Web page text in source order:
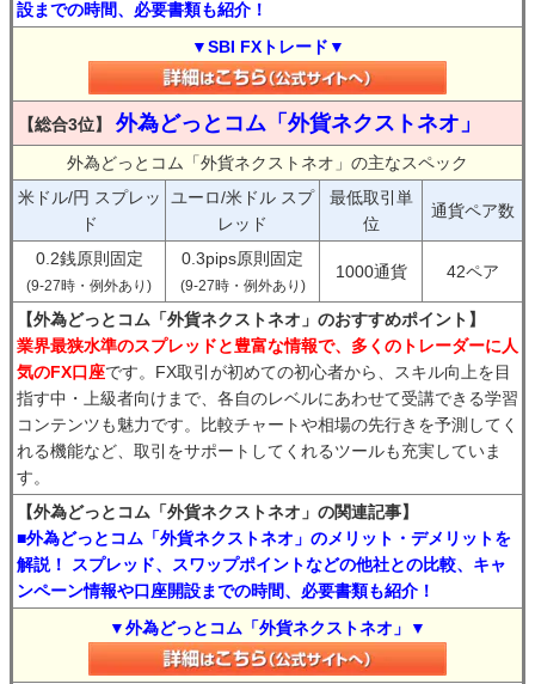
設までの時間、必要書類も紹介！
▼SBI FXトレード▼
【総合3位】 外為どっとコム「外貨ネクストネオ」
外為どっとコム「外貨ネクストネオ」の主なスペック
米ドル/円 スプレッ
ド
ユーロ/米ドル スプ
レッド
最低取引単
位
通貨ペア数
0.2銭原則固定
(9-27時・例外あり)
0.3pips原則固定
(9-27時・例外あり)
1000通貨 42ペア
【外為どっとコム「外貨ネクストネオ」のおすすめポイント】
業界最狭水準のスプレッドと豊富な情報で、多くのトレーダーに人
気のFX口座です。FX取引が初めての初心者から、スキル向上を目
指す中・上級者向けまで、各自のレベルにあわせて受講できる学習
コンテンツも魅力です。比較チャートや相場の先行きを予測してく
れる機能など、取引をサポートしてくれるツールも充実していま
す。
【外為どっとコム「外貨ネクストネオ」の関連記事】
■外為どっとコム「外貨ネクストネオ」のメリット・デメリットを
解説！ スプレッド、スワップポイントなどの他社との比較、キャ
ンペーン情報や口座開設までの時間、必要書類も紹介！
▼外為どっとコム「外貨ネクストネオ」▼